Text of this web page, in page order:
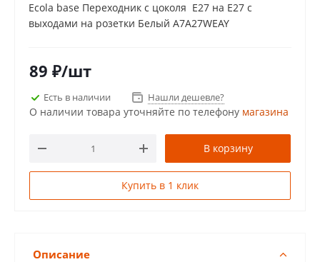
Ecola base Переходник с цоколя E27 на Е27 c
выходами на розетки Белый A7A27WEAY
89 ₽/шт
Есть в наличии Нашли дешевле?
О наличии товара уточняйте по телефону магазина
В корзину
Купить в 1 клик
Описание